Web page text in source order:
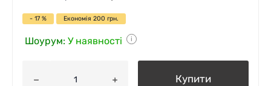
- 17 % Економія 200 грн.
Шоурум: У наявності i
Купити